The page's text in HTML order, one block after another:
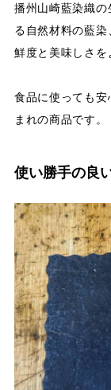
播州山崎藍染織
る自然材料の藍
鮮度と美味しさを
食品に使っても
まれの商品です。
使い勝手の良